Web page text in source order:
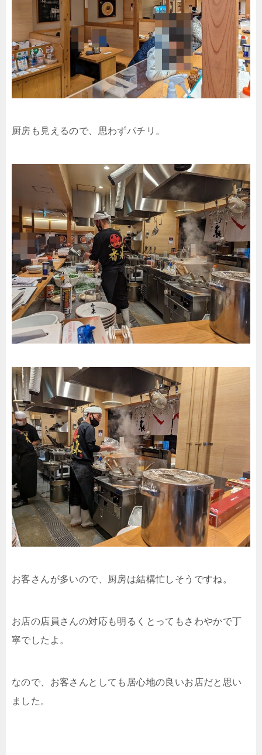
厨房も見えるので、思わずパチリ。
お客さんが多いので、厨房は結構忙しそうですね。
お店の店員さんの対応も明るくとってもさわやかで丁
寧でしたよ。
なので、お客さんとしても居心地の良いお店だと思い
ました。